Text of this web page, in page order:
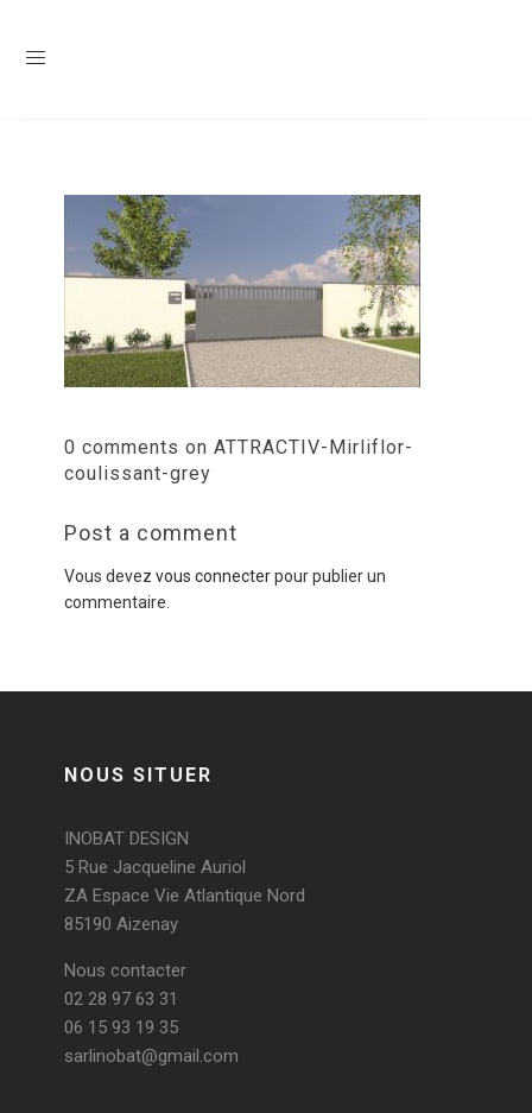
0 comments on ATTRACTIV-Mirliflor-
coulissant-grey
Post a comment
Vous devez vous connecterpour publier un
commentaire.
NOUS SITUER
INOBAT DESIGN
5 Rue Jacqueline Auriol
ZA Espace Vie Atlantique Nord
85190 Aizenay
Nous contacter
02 28 97 63 31
06 15 93 19 35
sarlinobat@gmail.com